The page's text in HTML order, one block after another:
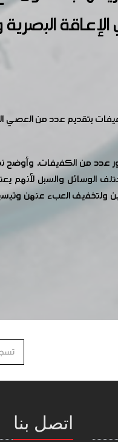
بتقديم عدد من العصي
عدد من الكفيفات، وأوضح
والسبل لأنهم
ولتخفيف العبء عنهن
اتصل بنا